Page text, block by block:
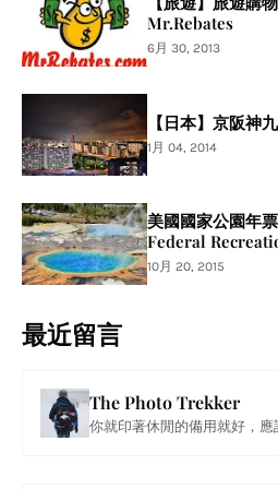
Mr.Rebates
6月 30, 2013
【日本】京阪神
1月 04, 2014
美國國家公園年
Federal
10月 20, 2015
最近留言
The Photo Trekker
你就印著休閒的備用就好，應